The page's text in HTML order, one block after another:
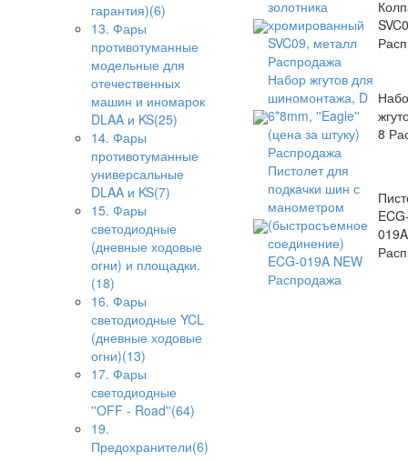
гарантия)(6)
13. Фары
противотуманные
модельные для
отечественных
машин и иномарок
DLAA и KS(25)
14. Фары
противотуманные
универсальные
DLAA и KS(7)
15. Фары
светодиодные
(дневные ходовые
огни) и площадки.
(18)
16. Фары
светодиодные YCL
(дневные ходовые
огни)(13)
17. Фары
светодиодные
''OFF - Road''(64)
19.
Предохранители(6)
золотника
хромированный
SVC09, металл
Распродажа
Набор жгутов для
шиномонтажа, D
6*8mm, ''Eagle''
(цена за штуку)
Распродажа
8
Пистолет для
подкачки шин с
манометром
(быстросъемное
соединение)
ECG-019A NEW
Распродажа
019A